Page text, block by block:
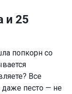
и 25
попкорн со
Все
даже песто — не